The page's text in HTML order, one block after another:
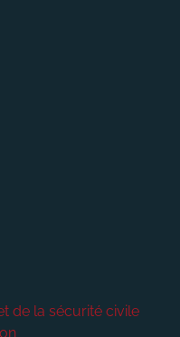
de la sécurité civile